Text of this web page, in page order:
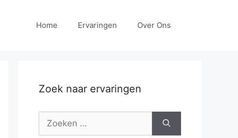
Home Ervaringen Over Ons
Zoek naar ervaringen
Zoek